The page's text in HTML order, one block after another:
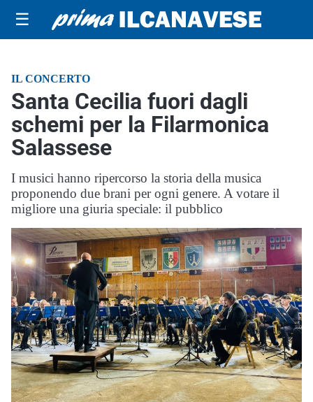
☰
IL CONCERTO
Santa Cecilia fuori dagli
schemi per la Filarmonica
Salassese
I musici hanno ripercorso la storia della musica
proponendo due brani per ogni genere. A votare il
migliore una giuria speciale: il pubblico